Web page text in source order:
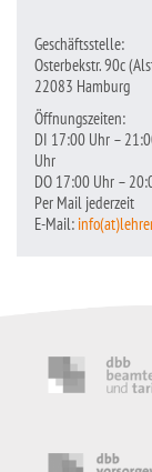
Geschäftsstelle:
Osterbekstr. 90c
22083 Hamburg
Öffnungszeiten:
DI 17:00 Uhr –
Uhr
DO 17:00 Uhr –
Per Mail jederzeit
E-Mail: